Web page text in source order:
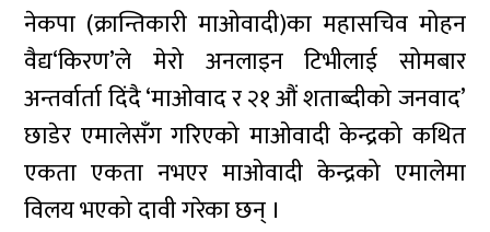
नेकपा (क्रान्तिकारी माओवादी)का महासचिव मोहन
वैद्य‘किरण’ले मेरो अनलाइन टिभीलाई सोमबार
अन्तर्वार्ता दिंदै ‘माओवाद र २१ औं शताब्दीको जनवाद’
छाडेर एमालेसँग गरिएको माओवादी केन्द्रको कथित
एकता एकता नभएर माओवादी केन्द्रको एमालेमा
विलय भएको दावी गरेका छन् ।